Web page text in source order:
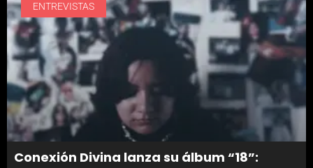
ENTREVISTAS
Conexión Divina lanza su álbum “18”: